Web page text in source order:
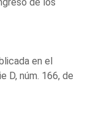
en el
D, núm. 166, de